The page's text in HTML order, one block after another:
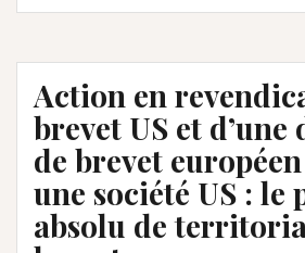
Action en
brevet US et d’une
de brevet
une société US : le
absolu de